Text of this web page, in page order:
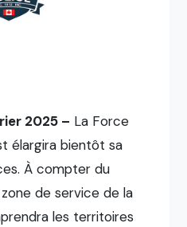
2025 – La Force
élargira bientôt sa
À compter du
de service de la
les territoires